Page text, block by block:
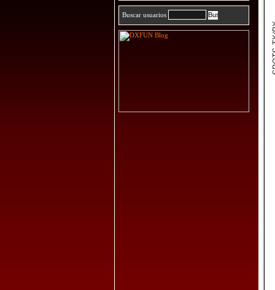
Buscar usuarios